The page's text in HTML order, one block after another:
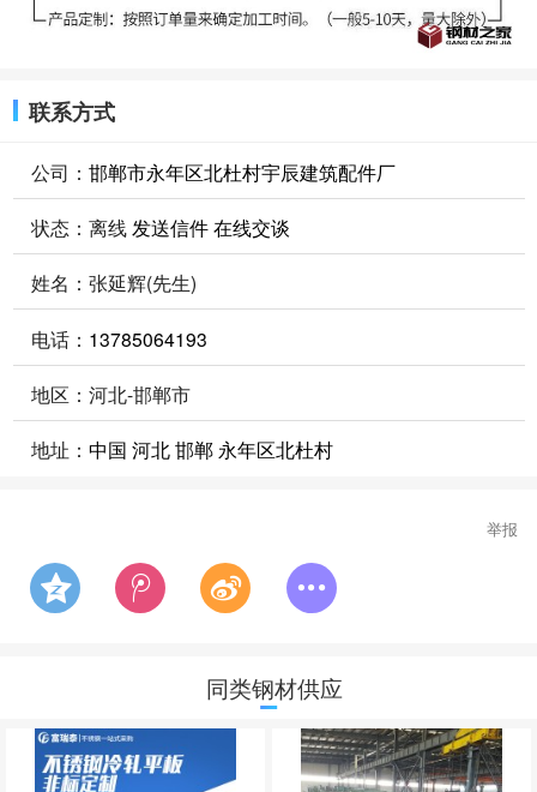
联系方式
公司：邯郸市永年区北杜村宇辰建筑配件厂
状态：离线 发送信件在线交谈
姓名：张延辉(先生)
电话： 13785064193
地区：河北-邯郸市
地址：中国 河北 邯郸 永年区北杜村
举报
同类钢材供应